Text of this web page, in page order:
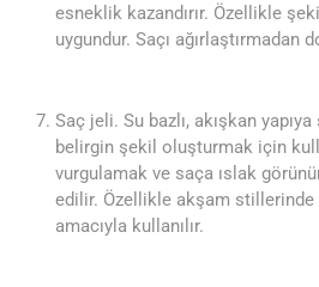
esneklik kazandırır. Özellikle
uygundur. Saçı ağırlaştırmadan
Saç jeli. Su bazlı, akışkan
belirgin şekil oluşturmak için
vurgulamak ve saça ıslak
edilir. Özellikle akşam
amacıyla kullanılır.